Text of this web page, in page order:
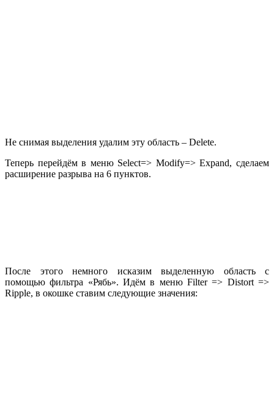
Не снимая выделения удалим эту область – Delete.
Теперь перейдём в меню Select=> Modify=> Expand, сделаем
расширение разрыва на 6 пунктов.
После этого немного исказим выделенную область с
помощью фильтра «Рябь». Идём в меню Filter => Distort =>
Ripple, в окошке ставим следующие значения: